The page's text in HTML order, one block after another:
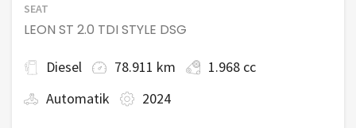
SEAT
LEON ST 2.0 TDI STYLE DSG
Diesel 78.911 km
1.968 cc
Automatik
2024